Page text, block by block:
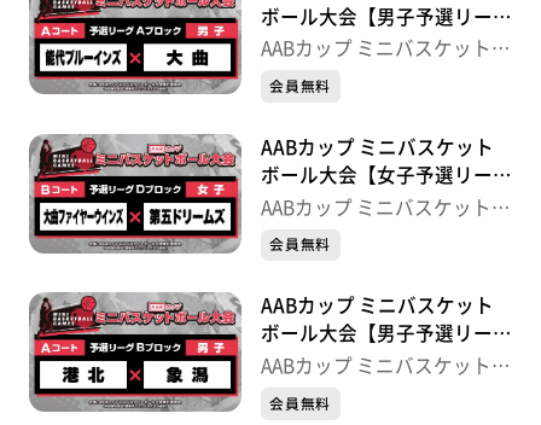
ボール大会【男子予選リーグ
Aブロック】能代ブルーイン
AABカップ ミニバスケットボ
ール大会
会員無料
AABカップ ミニバスケット
ボール大会【女子予選リーグ
Dブロック】大曲ファイヤー
AABカップ ミニバスケットボ
ール大会
会員無料
AABカップ ミニバスケット
ボール大会【男子予選リーグ
Bブロック】港北×象潟
AABカップ ミニバスケットボ
ール大会
会員無料